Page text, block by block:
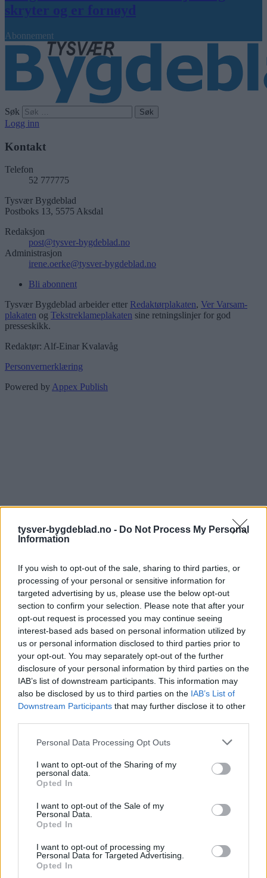
tysver-bygdeblad.no - Do Not Process My Personal
Information
If you wish to opt-out of the sale, sharing to third parties, or
processing of your personal or sensitive information for
targeted advertising by us, please use the below opt-out
section to confirm your selection. Please note that after your
opt-out request is processed you may continue seeing
interest-based ads based on personal information utilized by
us or personal information disclosed to third parties prior to
your opt-out. You may separately opt-out of the further
disclosure of your personal information by third parties on the
IAB’s list of downstream participants. This information may
also be disclosed by us to third parties on the IAB’s List of
Downstream Participants that may further disclose it to other
Personal Data Processing Opt Outs
I want to opt-out of the Sharing of my
personal data.
Opted In
I want to opt-out of the Sale of my
Personal Data.
Opted In
I want to opt-out of processing my
Personal Data for Targeted Advertising.
Opted In
skryter og er fornøyd
Abonnement
Søk
Logg inn
Kontakt
Telefon
52 777775
Tysvær Bygdeblad
Postboks 13, 5575 Aksdal
Redaksjon
post@tysver-bygdeblad.no
Administrasjon
irene.oerke@tysver-bygdeblad.no
Bli abonnent
Tysvær Bygdeblad arbeider etter Redaktørplakaten, Ver Varsam-
plakaten og Tekstreklameplakaten sine retningslinjer for god
presseskikk.
Redaktør: Alf-Einar Kvalavåg
Personvernerklæring
Powered byAppex Publish